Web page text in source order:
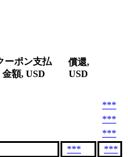
ーポン支払
金額, USD
償還,
USD
***
***
***
***
***